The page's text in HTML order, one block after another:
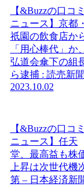
【&Buzzの口コミ
ニュース】京都・
祇園の飲食店か
「用心棒代」か、
弘道会傘下の組
ら逮捕 : 読売新聞
2023.10.02
【&Buzzの口コミ
ニュース】任天
堂、最高益も株
上昇は次世代機
第 – 日本経済新